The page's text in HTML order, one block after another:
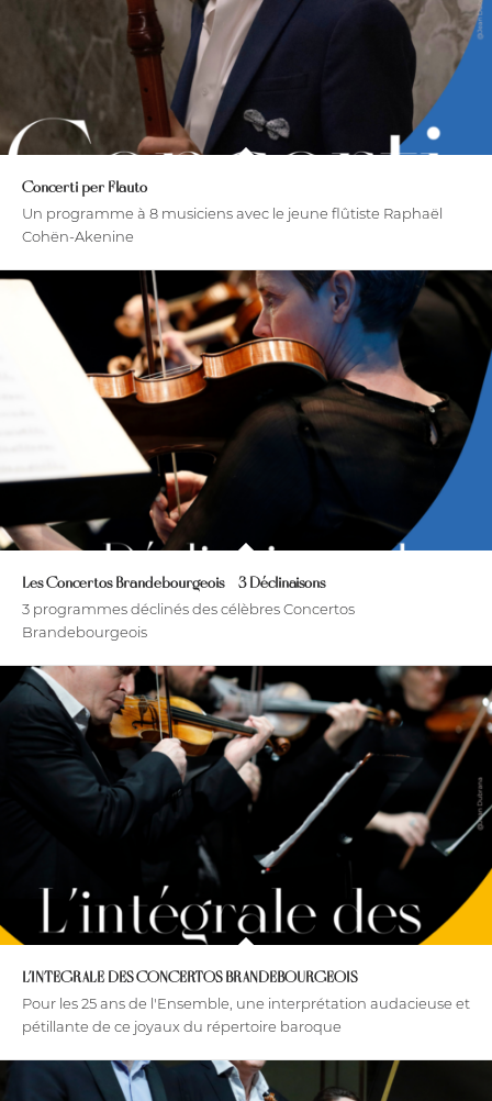
Concerti per Flauto
Un programme à 8 musiciens avec le jeune flûtiste Raphaël
Cohën-Akenine
Les Concertos Brandebourgeois – 3 Déclinaisons
3 programmes déclinés des célèbres Concertos
Brandebourgeois
L’INTEGRALE DES CONCERTOS BRANDEBOURGEOIS
Pour les 25 ans de l'Ensemble, une interprétation audacieuse et
pétillante de ce joyaux du répertoire baroque